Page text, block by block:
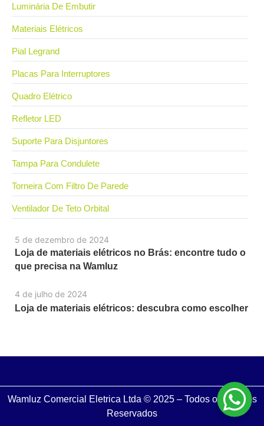
5 de dezembro de 2024
Loja de materiais elétricos no Brás: encontre tudo o
que precisa na Wamluz
4 de julho de 2024
Loja de materiais elétricos: descubra como escolher
Luminária De Embutir
Materiais Elétricos
Pial Legrand
Placas Para Interruptores
Quadro Elétrico
Refletor LED
Suporte Para Disjuntores
Tampa Para Condulete
Torneira Com Filtro De Parede
Ventilador De Teto Orbital
Wamluz Comercial Eletrica Ltda © 2025 – Todos os Direitos
Reservados